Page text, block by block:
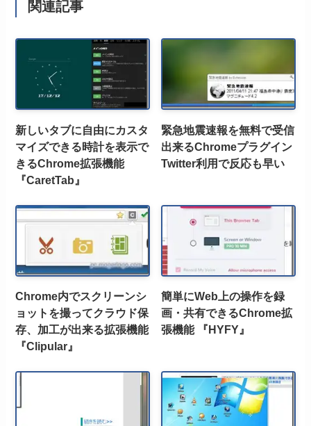
関連記事
新しいタブに自由にカスタ
マイズできる時計を表示で
きるChrome拡張機能
『CaretTab』
緊急地震速報を無料で受信
出来るChromeプラグイン
Twitter利用で反応も早い
Chrome内でスクリーンシ
ョットを撮ってクラウド保
存、加工が出来る拡張機能
『Clipular』
簡単にWeb上の操作を録
画・共有できるChrome拡
張機能 『HYFY』